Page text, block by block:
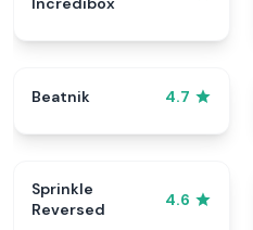
Beatnik 4.7
Sprinkle
Reversed
4.6